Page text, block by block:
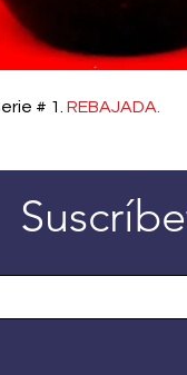
# 1. REBAJADA.